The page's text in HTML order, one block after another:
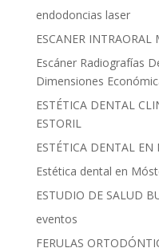
endodoncias laser
ESCANER INTRAORAL
Escáner Radiografías
Dimensiones
ESTÉTICA DENTAL
ESTORIL
ESTÉTICA DENTAL EN
Estética dental en
ESTUDIO DE SALUD
eventos
FERULAS